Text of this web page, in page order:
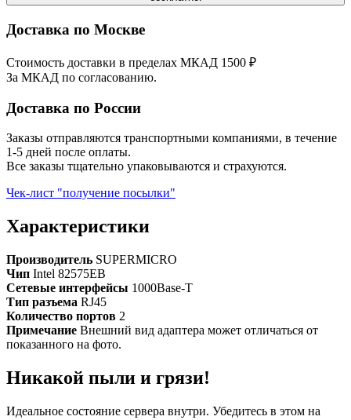
Доставка по Москве
Стоимость доставки в пределах МКАД 1500 ₽
За МКАД по согласованию.
Доставка по России
Заказы отправляются транспортными компаниями, в течение
1-5 дней после оплаты.
Все заказы тщательно упаковываются и страхуются.
Чек-лист "получение посылки"
Характеристики
Производитель SUPERMICRO
Чип Intel 82575EB
Сетевые интерфейсы 1000Base-T
Тип разъема RJ45
Количество портов 2
Примечание Внешний вид адаптера может отличаться от
показанного на фото.
Никакой пыли и грязи!
Идеальное состояние сервера внутри. Убедитесь в этом на